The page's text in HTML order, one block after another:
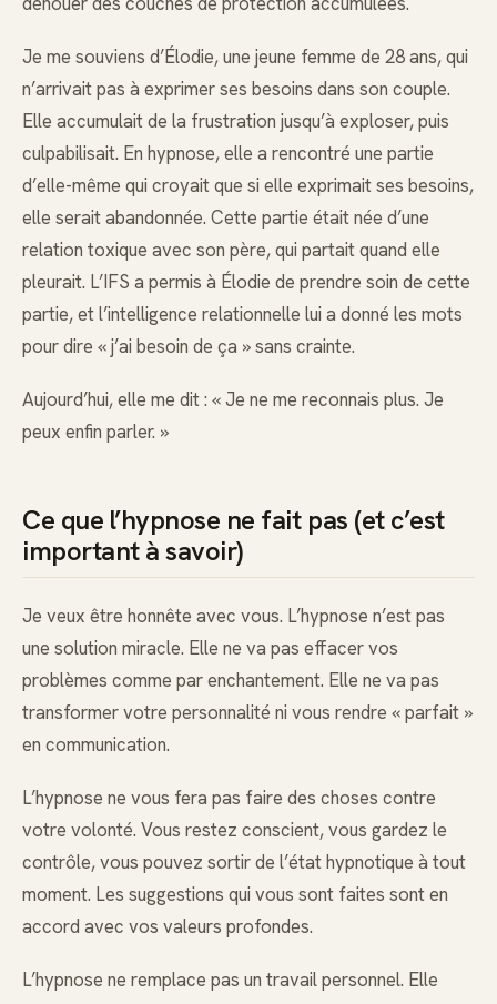
Je me souviens d’Élodie, une jeune femme de 28 ans, qui
n’arrivait pas à exprimer ses besoins dans son couple.
Elle accumulait de la frustration jusqu’à exploser, puis
culpabilisait. En hypnose, elle a rencontré une partie
d’elle-même qui croyait que si elle exprimait ses besoins,
elle serait abandonnée. Cette partie était née d’une
relation toxique avec son père, qui partait quand elle
pleurait. L’IFS a permis à Élodie de prendre soin de cette
partie, et l’intelligence relationnelle lui a donné les mots
pour dire « j’ai besoin de ça » sans crainte.
Aujourd’hui, elle me dit : « Je ne me reconnais plus. Je
peux enfin parler. »
Ce que l’hypnose ne fait pas (et c’est
important à savoir)
Je veux être honnête avec vous. L’hypnose n’est pas
une solution miracle. Elle ne va pas effacer vos
problèmes comme par enchantement. Elle ne va pas
transformer votre personnalité ni vous rendre « parfait »
en communication.
L’hypnose ne vous fera pas faire des choses contre
votre volonté. Vous restez conscient, vous gardez le
contrôle, vous pouvez sortir de l’état hypnotique à tout
moment. Les suggestions qui vous sont faites sont en
accord avec vos valeurs profondes.
L’hypnose ne remplace pas un travail personnel. Elle